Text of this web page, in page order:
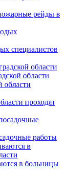
рейды в
специалистов
области
проходят
работы
в больницы